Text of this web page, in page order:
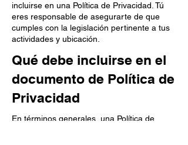
incluirse en una Política de Privacidad. Tú
eres responsable de asegurarte de que
cumples con la legislación pertinente a tus
actividades y ubicación.
Qué debe incluirse en el
documento de Política de
Privacidad
En términos generales, una Política de